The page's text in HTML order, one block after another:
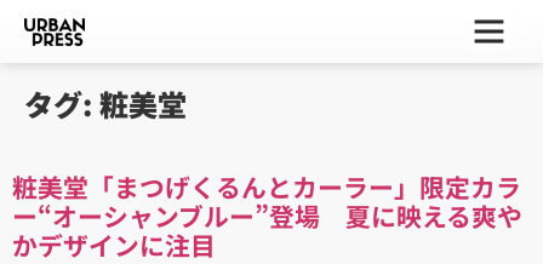
ー
ー
ー
タグ: 粧美堂
粧美堂「まつげくるんとカーラー」限定カラ
ー“オーシャンブルー”登場 夏に映える爽や
かデザインに注目